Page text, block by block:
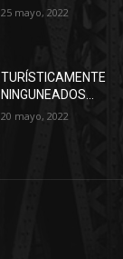
25 mayo, 2022
TURÍSTICAMENTE
NINGUNEADOS…
20 mayo, 2022